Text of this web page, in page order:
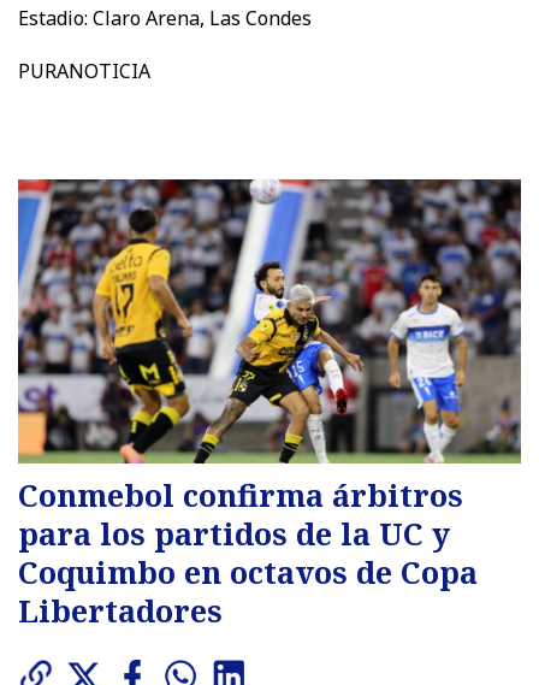
Estadio: Claro Arena, Las Condes
PURANOTICIA
Conmebol confirma árbitros
para los partidos de la UC y
Coquimbo en octavos de Copa
Libertadores